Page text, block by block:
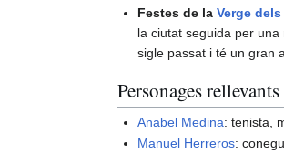
Festes de laVerge
la ciutat seguida per
sigle passat i té un gran
Personages rellevants
Anabel Medina: tenista,
Manuel Herreros: